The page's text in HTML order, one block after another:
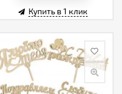
Купить в 1 клик